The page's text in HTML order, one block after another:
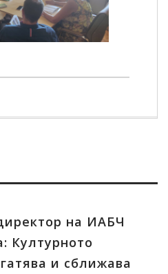
Тържественото
победителите в
Изпълнителната